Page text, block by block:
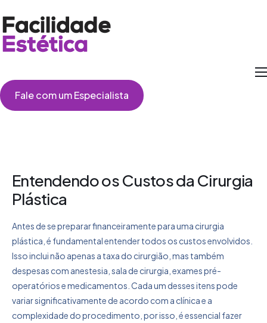
Fale com um Especialista
Entendendo os Custos da Cirurgia
Plástica
Antes de se preparar financeiramente para uma cirurgia
plástica, é fundamental entender todos os custos envolvidos.
Isso inclui não apenas a taxa do cirurgião, mas também
despesas com anestesia, sala de cirurgia, exames pré-
operatórios e medicamentos. Cada um desses itens pode
variar significativamente de acordo com a clínica e a
complexidade do procedimento, por isso, é essencial fazer